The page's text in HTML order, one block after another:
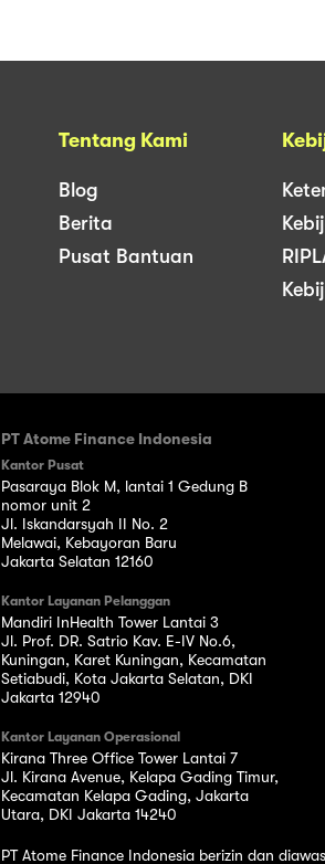
Tentang Kami
Blog
Berita
Pusat Bantuan
PT Atome Finance Indonesia
Kantor Pusat
Pasaraya Blok M, lantai 1 Gedung B
nomor unit 2
Jl. Iskandarsyah II No. 2
Melawai, Kebayoran Baru
Jakarta Selatan 12160
Kantor Layanan Pelanggan
Mandiri InHealth Tower Lantai 3
Jl. Prof. DR. Satrio Kav. E-IV No.6,
Kuningan, Karet Kuningan, Kecamatan
Setiabudi, Kota Jakarta Selatan, DKI
Jakarta 12940
Kantor Layanan Operasional
Kirana Three Office Tower Lantai 7
Jl. Kirana Avenue, Kelapa Gading Timur,
Kecamatan Kelapa Gading, Jakarta
Utara, DKI Jakarta 14240
PT Atome Finance Indonesia berizin dan